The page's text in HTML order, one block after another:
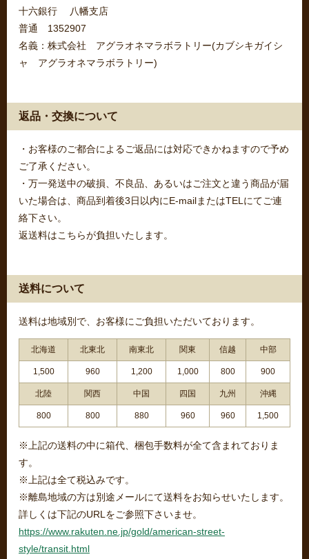
十六銀行 八幡支店
普通 1352907
名義：株式会社 アグラオネマラボラトリー(カブシキガイシ
ャ アグラオネマラボラトリー)
返品・交換について
・お客様のご都合によるご返品には対応できかねますので予め
ご了承ください。
・万一発送中の破損、不良品、あるいはご注文と違う商品が届
いた場合は、商品到着後3日以内にE-mailまたはTELにてご連
絡下さい。
返送料はこちらが負担いたします。
送料について
送料は地域別で、お客様にご負担いただいております。
北海道 北東北 南東北 関東 信越 中部
1,500 960 1,200 1,000 800 900
北陸 関西 中国 四国 九州 沖縄
800 800 880 960 960 1,500
※上記の送料の中に箱代、梱包手数料が全て含まれておりま
す。
※上記は全て税込みです。
※離島地域の方は別途メールにて送料をお知らせいたします。
詳しくは下記のURLをご参照下さいませ。
https://www.rakuten.ne.jp/gold/american-street-
style/transit.html